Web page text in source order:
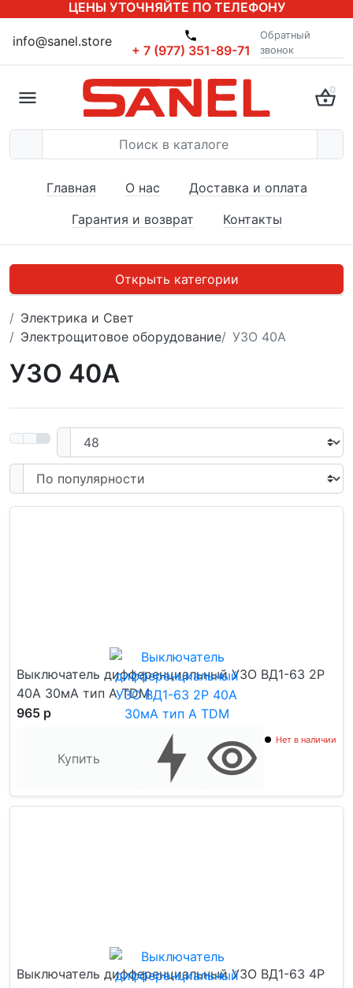
ЦЕНЫ УТОЧНЯЙТЕ ПО ТЕЛЕФОНУ
info@sanel.store
+ 7 (977) 351-89-71
Обратный
звонок
0
Главная О нас
Доставка и оплата
Гарантия и возврат
Контакты
Открыть категории
Электрика и Свет
Электрощитовое оборудование
УЗО 40А
УЗО 40А
Выключатель дифференциальный УЗО ВД1-63 2Р
40А 30мА тип А TDM
965 р
Купить
Нет в наличии
Выключатель дифференциальный УЗО ВД1-63 4Р